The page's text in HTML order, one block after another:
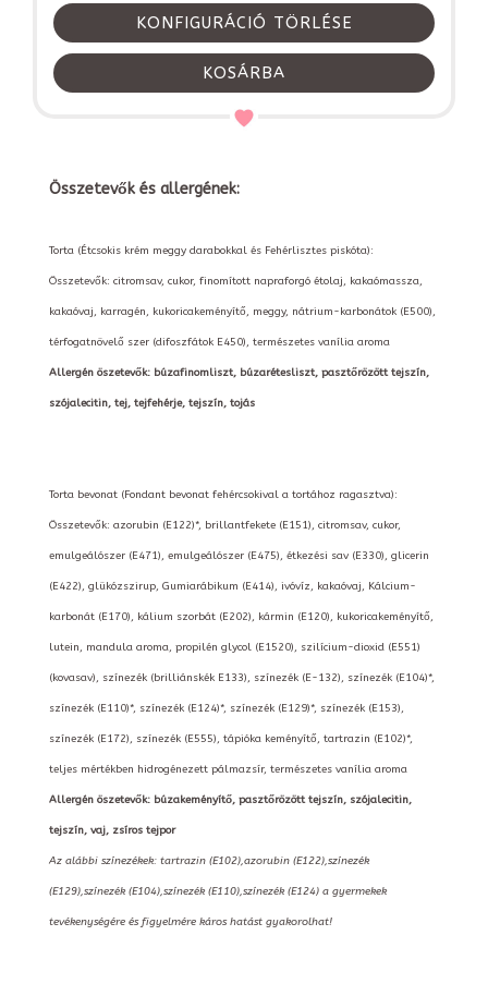
KONFIGURÁCIÓ TÖRLÉSE
KOSÁRBA
Összetevők és allergének:
Torta (Étcsokis krém meggy darabokkal és Fehérlisztes piskóta):
Összetevők: citromsav, cukor, finomított napraforgó étolaj, kakaómassza,
kakaóvaj, karragén, kukoricakeményítő, meggy, nátrium-karbonátok (E500),
térfogatnövelő szer (difoszfátok E450), természetes vanília aroma
Allergén öszetevők: búzafinomliszt, búzarétesliszt, pasztőrözött tejszín,
szójalecitin, tej, tejfehérje, tejszín, tojás
Torta bevonat (Fondant bevonat fehércsokival a tortához ragasztva):
Összetevők: azorubin (E122)*, brillantfekete (E151), citromsav, cukor,
emulgeálószer (E471), emulgeálószer (E475), étkezési sav (E330), glicerin
(E422), glükózszirup, Gumiarábikum (E414), ivóvíz, kakaóvaj, Kálcium-
karbonát (E170), kálium szorbát (E202), kármin (E120), kukoricakeményítő,
lutein, mandula aroma, propilén glycol (E1520), szilícium-dioxid (E551)
(kovasav), színezék (brilliánskék E133), színezék (E-132), színezék (E104)*,
színezék (E110)*, színezék (E124)*, színezék (E129)*, színezék (E153),
színezék (E172), színezék (E555), tápióka keményítő, tartrazin (E102)*,
teljes mértékben hidrogénezett pálmazsír, természetes vanília aroma
Allergén öszetevők: búzakeményítő, pasztőrözött tejszín, szójalecitin,
tejszín, vaj, zsíros tejpor
Az alábbi színezékek: tartrazin (E102),azorubin (E122),színezék
(E129),színezék (E104),színezék (E110),színezék (E124) a gyermekek
tevékenységére és figyelmére káros hatást gyakorolhat!